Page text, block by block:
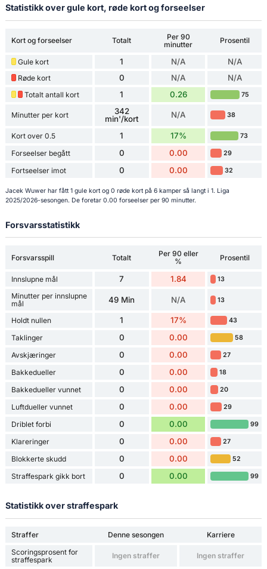
Statistikk over gule kort, røde kort og forseelser
Kort og forseelser Totalt
Per 90
minutter
Prosentil
Gule kort 1 N/A N/A
Røde kort 0 N/A N/A
Totalt antall kort 1 0.26 75
Minutter per kort
342
min'/kort
N/A 38
Kort over 0.5 1 17% 73
Forseelser begått 0 0.00 29
Fortseelser imot 0 0.00 32
Jacek Wuwer har fått 1 gule kort og 0 røde kort på 6 kamper så langt i 1. Liga
2025/2026-sesongen. De foretar 0.00 forseelser per 90 minutter.
Forsvarsstatistikk
Forsvarsspill Totalt
Per 90 eller
%
Prosentil
Innslupne mål 7 1.84 13
Minutter per innslupne
mål
49 Min N/A 13
Holdt nullen 1 17% 43
Taklinger 0 0.00 58
Avskjæringer 0 0.00 27
Bakkedueller 0 0.00 18
Bakkedueller vunnet 0 0.00 20
Luftdueller vunnet 0 0.00 29
Driblet forbi 0 0.00 99
Klareringer 0 0.00 27
Blokkerte skudd 0 0.00 52
Straffespark gikk bort 0 0.00 99
Statistikk over straffespark
Straffer Denne sesongen
Karriere
Scoringsprosent for
straffespark
Ingen straffer Ingen straffer